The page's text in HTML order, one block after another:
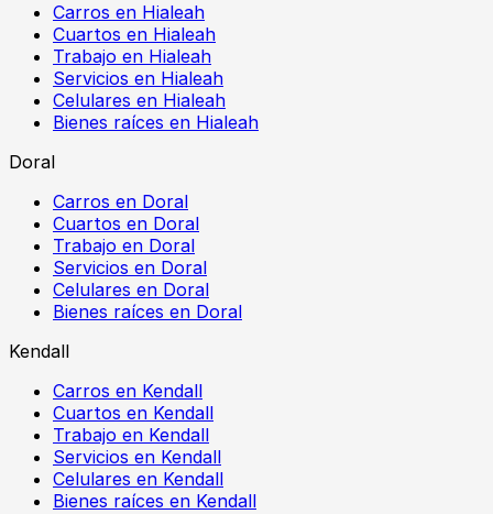
Carros en Hialeah
Cuartos en Hialeah
Trabajo en Hialeah
Servicios en Hialeah
Celulares en Hialeah
Bienes raíces en Hialeah
Doral
Carros en Doral
Cuartos en Doral
Trabajo en Doral
Servicios en Doral
Celulares en Doral
Bienes raíces en Doral
Kendall
Carros en Kendall
Cuartos en Kendall
Trabajo en Kendall
Servicios en Kendall
Celulares en Kendall
Bienes raíces en Kendall